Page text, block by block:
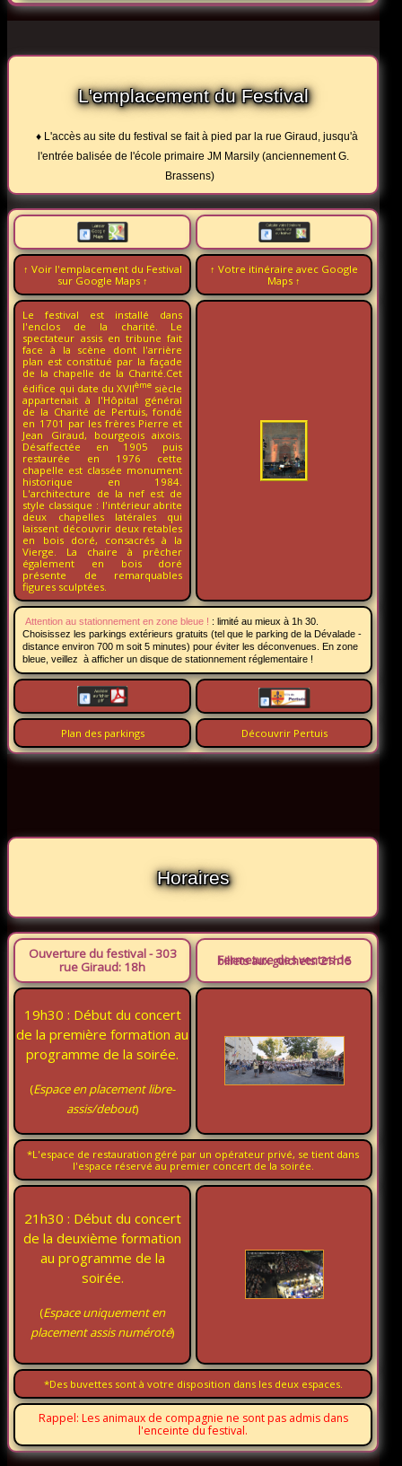
L'emplacement du Festival
♦ L'accès au site du festival se fait à pied par la rue Giraud, jusqu'à
l'entrée balisée de l'école primaire JM Marsily (anciennement G.
Brassens)
↑ Voir l'emplacement du Festival
sur Google Maps ↑
↑ Votre itinéraire avec Google
Maps ↑
Le festival est installé dans
l'enclos de la charité. Le
spectateur assis en tribune fait
face à la scène dont l'arrière
plan est constitué par la façade
de la chapelle de la Charité.Cet
édifice qui date du XVIIème siècle
appartenait à l'Hôpital général
de la Charité de Pertuis, fondé
en 1701 par les frères Pierre et
Jean Giraud, bourgeois aixois.
Désaffectée en 1905 puis
restaurée en 1976 cette
chapelle est classée monument
historique en 1984.
L'architecture de la nef est de
style classique : l'intérieur abrite
deux chapelles latérales qui
laissent découvrir deux retables
en bois doré, consacrés à la
Vierge. La chaire à prêcher
également en bois doré
présente de remarquables
figures sculptées.
Attention au stationnement en zone bleue ! : limité au mieux à 1h 30.
Choisissez les parkings extérieurs gratuits (tel que le parking de la Dévalade -
distance environ 700 m soit 5 minutes) pour éviter les déconvenues. En zone
bleue, veillez à afficher un disque de stationnement réglementaire !
Plan des parkings Découvrir Pertuis
Horaires
Ouverture du festival - 303
rue Giraud: 18h
Fermeture des ventes de billets aux guichets: 21h15
19h30 : Début du concert
de la première formation au
programme de la soirée.
(Espace en placement libre-
assis/debout)
*L'espace de restauration géré par un opérateur privé, se tient dans
l'espace réservé au premier concert de la soirée.
21h30 : Début du concert
de la deuxième formation
au programme de la
soirée.
(Espace uniquement en
placement assis numéroté)
*Des buvettes sont à votre disposition dans les deux espaces.
Rappel: Les animaux de compagnie ne sont pas admis dans
l'enceinte du festival.